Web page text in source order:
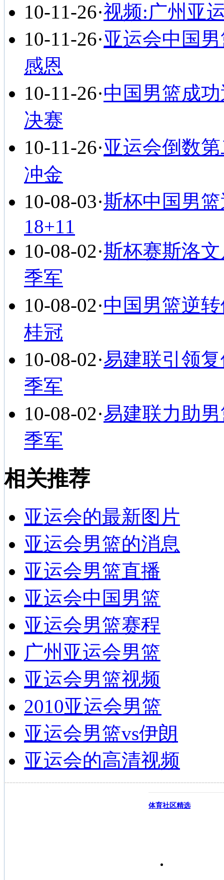
10-11-26·视频:广州亚
10-11-26·亚运会中国
感恩
10-11-26·中国男篮成
决赛
10-11-26·亚运会倒数
冲金
10-08-03·斯杯中国男
18+11
10-08-02·斯杯赛斯洛
季军
10-08-02·中国男篮逆
桂冠
10-08-02·易建联引领
季军
10-08-02·易建联力助
季军
相关推荐
亚运会的最新图片
亚运会男篮的消息
亚运会男篮直播
亚运会中国男篮
亚运会男篮赛程
广州亚运会男篮
亚运会男篮视频
2010亚运会男篮
亚运会男篮vs伊朗
亚运会的高清视频
体育社区精选